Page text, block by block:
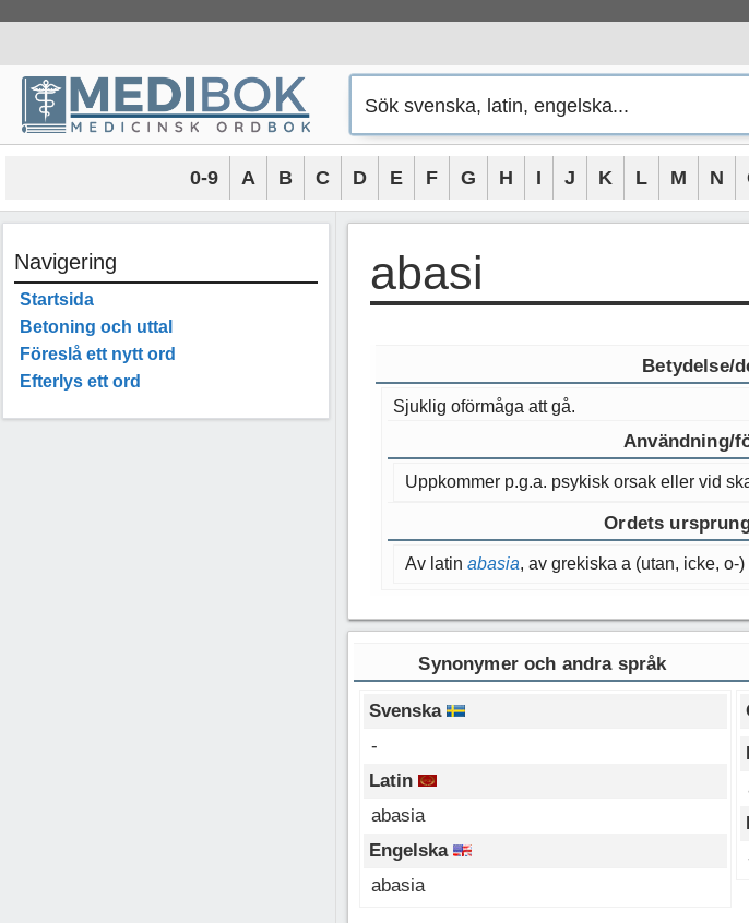
innehåll
0-9 A B C D E F G H I J K L M N
abasi
Betydelse/
Sjuklig oförmåga att gå.
Användning/
Uppkommer p.g.a. psykisk orsak eller vid
Ordets
Av latin abasia, av grekiska a (utan, icke, o-
Synonymer och andra språk
Svenska
-
Latin
abasia
Engelska
abasia
Navigering
Startsida
Betoning och uttal
Föreslå ett nytt ord
Efterlys ett ord